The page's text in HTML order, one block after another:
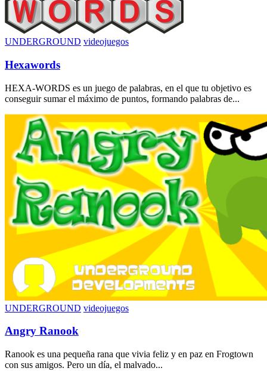
UNDERGROUND videojuegos
Hexawords
HEXA-WORDS es un juego de palabras, en el que tu objetivo es
conseguir sumar el máximo de puntos, formando palabras de...
UNDERGROUND videojuegos
Angry Ranook
Ranook es una pequeña rana que vivia feliz y en paz en Frogtown
con sus amigos. Pero un día, el malvado...